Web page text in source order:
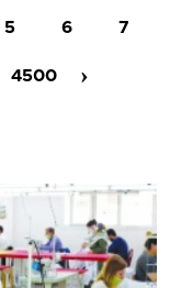
5 6 7
4500 ›